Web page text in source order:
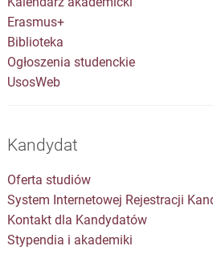
Erasmus+
Biblioteka
Ogłoszenia studenckie
UsosWeb
Kandydat
Oferta studiów
System Internetowej Rejestracji
Kontakt dla Kandydatów
Stypendia i akademiki